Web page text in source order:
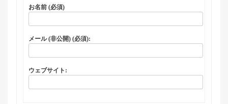
お名前 (必須)
メール (非公開) (必須):
ウェブサイト: